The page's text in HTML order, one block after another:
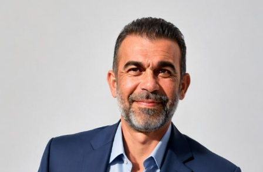
Camerele de hotel sunt, prin natura lor, spații apropiate
unele de altele, separate de pereți care nu pot fi făcuți
infinit de groși din motive practice și economice.
Zgomotul pașilor din camera de sus sau din coridorul
adiacent rămâne una dintre cele mai frecvente
nemulțumiri semnalate de oaspeți în recenziile online,
chiar și la unități altfel apreciate pentru servicii și
locație. De multe ori, oaspeții nu identifică pardoseala
drept sursa reală a problemei, ci descriu simplu senzația
de spațiu zgomotos sau agitat.